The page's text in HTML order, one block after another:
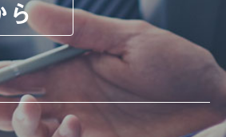
ら